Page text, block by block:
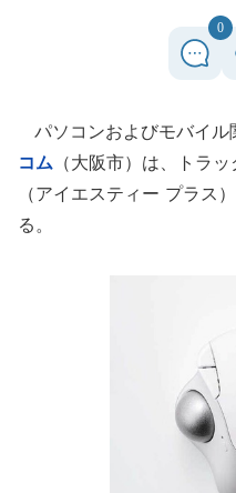
0
パソコンおよびモバイル
コム （大阪市）は、トラ
（アイエスティー プラス
る。